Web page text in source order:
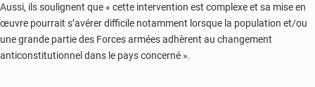
Aussi, ils soulignent que « cette intervention est complexe et sa mise en
œuvre pourrait s’avérer difficile notamment lorsque la population et/ou
une grande partie des Forces armées adhèrent au changement
anticonstitutionnel dans le pays concerné ».